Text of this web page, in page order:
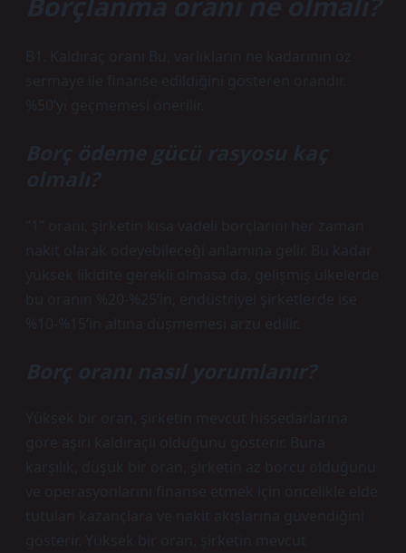
B1. Kaldıraç oranı Bu, varlıkların ne kadarının öz
sermaye ile finanse edildiğini gösteren orandır.
%50’yi geçmemesi önerilir.
Borç ödeme gücü rasyosu kaç
olmalı?
“1” oranı, şirketin kısa vadeli borçlarını her zaman
nakit olarak ödeyebileceği anlamına gelir. Bu kadar
yüksek likidite gerekli olmasa da, gelişmiş ülkelerde
bu oranın %20-%25’in, endüstriyel şirketlerde ise
%10-%15’in altına düşmemesi arzu edilir.
Borç oranı nasıl yorumlanır?
Yüksek bir oran, şirketin mevcut hissedarlarına
göre aşırı kaldıraçlı olduğunu gösterir. Buna
karşılık, düşük bir oran, şirketin az borcu olduğunu
ve operasyonlarını finanse etmek için öncelikle elde
tutulan kazançlara ve nakit akışlarına güvendiğini
gösterir. Yüksek bir oran, şirketin mevcut